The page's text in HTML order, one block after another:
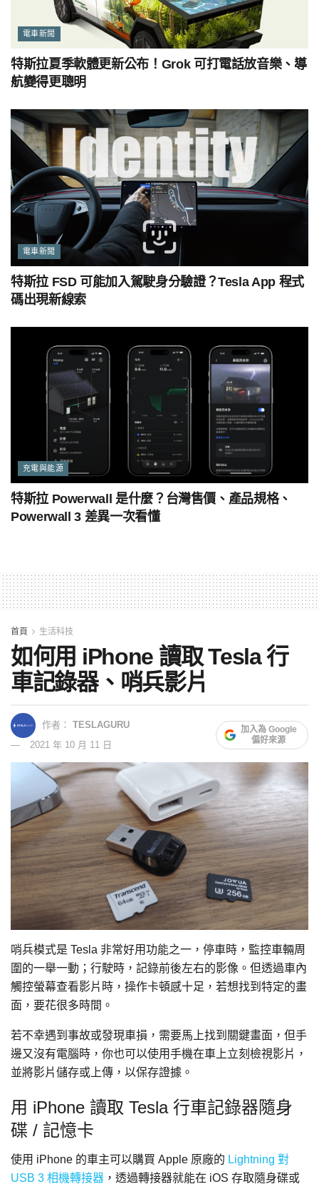
電車新聞
特斯拉夏季軟體更新公布！Grok 可打電話放音樂、導
航變得更聰明
電車新聞
特斯拉 FSD 可能加入駕駛身分驗證？Tesla App 程式
碼出現新線索
充電與能源
特斯拉 Powerwall 是什麼？台灣售價、產品規格、
Powerwall 3 差異一次看懂
首頁 生活科技
如何用 iPhone 讀取 Tesla 行
車記錄器、哨兵影片
作者： TESLAGURU
2021 年 10 月 11 日
加入為 Google
偏好來源
哨兵模式是 Tesla 非常好用功能之一，停車時，監控車輛周
圍的一舉一動；行駛時，記錄前後左右的影像。但透過車內
觸控螢幕查看影片時，操作卡頓感十足，若想找到特定的畫
面，要花很多時間。
若不幸遇到事故或發現車損，需要馬上找到關鍵畫面，但手
邊又沒有電腦時，你也可以使用手機在車上立刻檢視影片，
並將影片儲存或上傳，以保存證據。
用 iPhone 讀取 Tesla 行車記錄器隨身
碟 / 記憶卡
使用 iPhone 的車主可以購買 Apple 原廠的 Lightning 對
USB 3 相機轉接器 ，透過轉接器就能在 iOS 存取隨身碟或